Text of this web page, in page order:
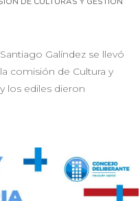
DE CULTURAS Y GESTIÓN
Galíndez se llevó
comisión de Cultura y
los ediles dieron